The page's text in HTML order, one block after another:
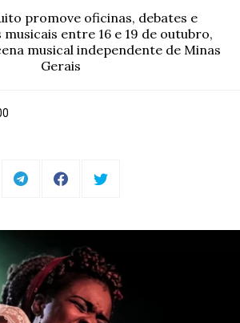
promove oficinas, debates e
entre 16 e 19 de outubro,
musical independente de Minas
Gerais